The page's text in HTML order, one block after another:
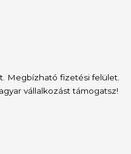
Megbízható fizetési felület.
vállalkozást támogatsz!